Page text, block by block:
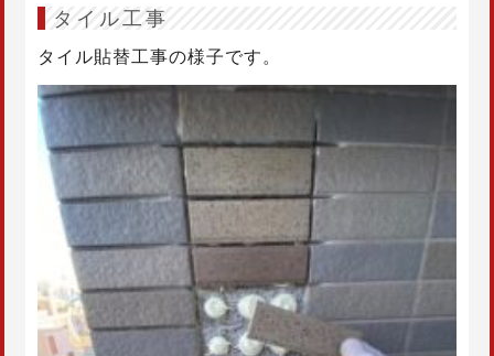
タイル工事
タイル貼替工事の様子です。